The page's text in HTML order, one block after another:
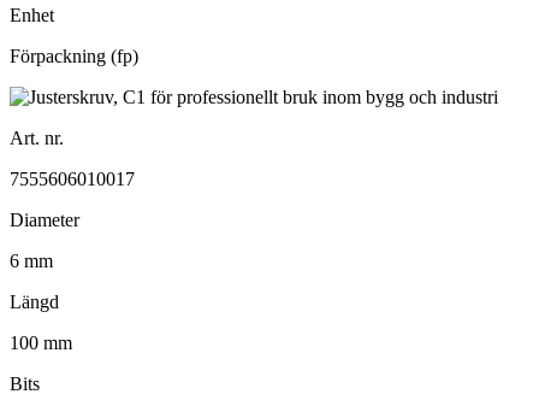
Enhet
Förpackning (fp)
Art. nr.
7555606010017
Diameter
6 mm
Längd
100 mm
Bits